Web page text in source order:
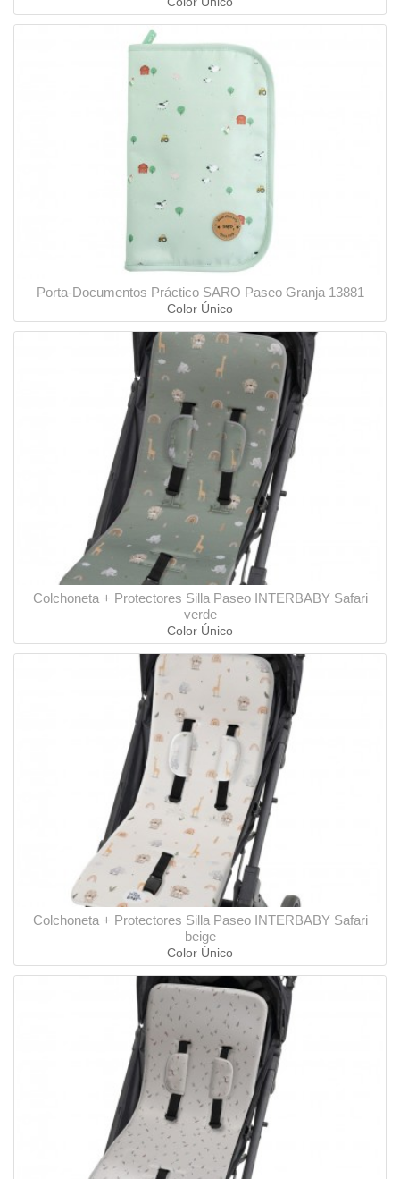
Porta-Documentos Práctico SARO Paseo Granja 13881
Color Único
Colchoneta + Protectores Silla Paseo INTERBABY Safari
verde
Color Único
Colchoneta + Protectores Silla Paseo INTERBABY Safari
beige
Color Único